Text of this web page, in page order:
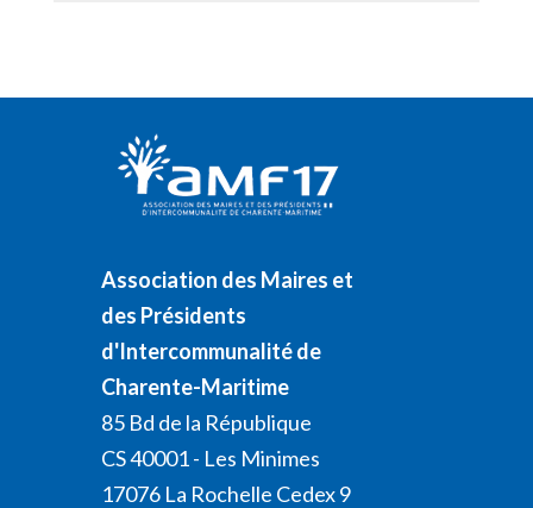
Association des Maires et
des Présidents
d'Intercommunalité de
Charente-Maritime
85 Bd de la République
CS 40001 - Les Minimes
17076 La Rochelle Cedex 9